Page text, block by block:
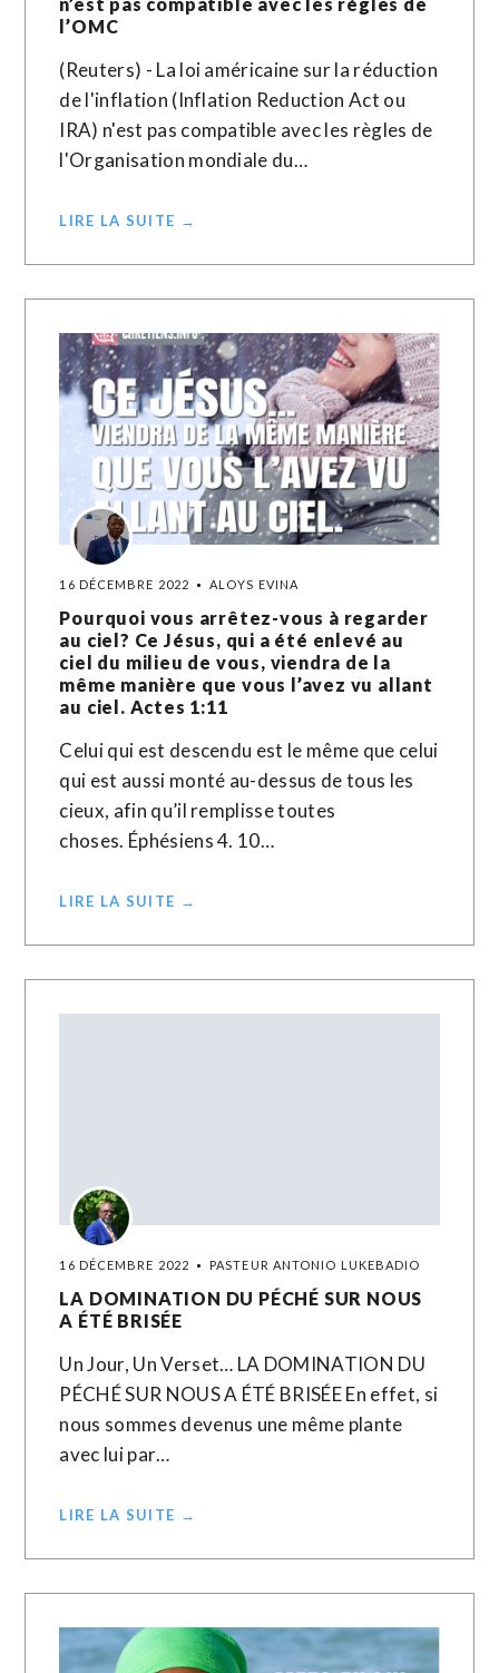
l’OMC
(Reuters) - La loi américaine sur la réduction
de l'inflation (Inflation Reduction Act ou
IRA) n'est pas compatible avec les règles de
l'Organisation mondiale du…
LIRE LA SUITE →
16 DÉCEMBRE 2022 ALOYS EVINA
Pourquoi vous arrêtez-vous à regarder
au ciel? Ce Jésus, qui a été enlevé au
ciel du milieu de vous, viendra de la
même manière que vous l’avez vu allant
au ciel. Actes 1:11
Celui qui est descendu est le même que celui
qui est aussi monté au-dessus de tous les
cieux, afin qu’il remplisse toutes
choses. Éphésiens 4. 10…
LIRE LA SUITE →
16 DÉCEMBRE 2022 PASTEUR ANTONIO LUKEBADIO
LA DOMINATION DU PÉCHÉ SUR NOUS
A ÉTÉ BRISÉE
Un Jour, Un Verset… LA DOMINATION DU
PÉCHÉ SUR NOUS A ÉTÉ BRISÉE En effet, si
nous sommes devenus une même plante
avec lui par…
LIRE LA SUITE →